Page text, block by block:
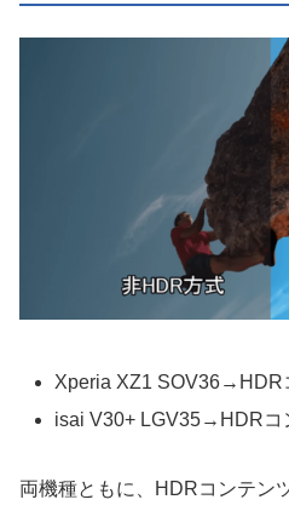
Xperia XZ1 SOV36→HDR
isai V30+ LGV35→HDRコ
両機種ともに、HDRコンテン